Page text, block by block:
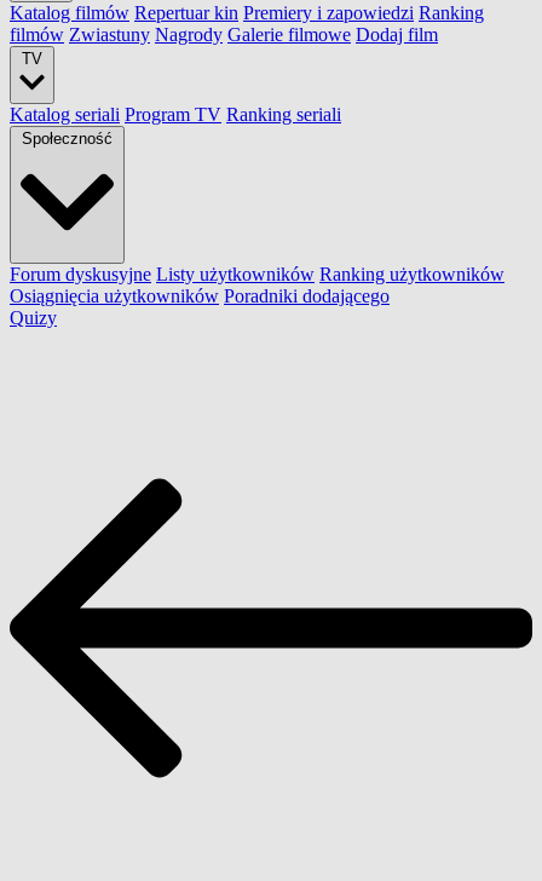
Katalog filmów Repertuar kin Premiery i zapowiedzi Ranking
filmów Zwiastuny Nagrody Galerie filmowe Dodaj film
TV
Katalog seriali Program TV Ranking seriali
Społeczność
Forum dyskusyjne Listy użytkowników Ranking użytkowników
Osiągnięcia użytkowników Poradniki dodającego
Quizy